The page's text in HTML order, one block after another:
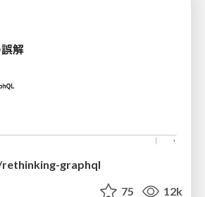
graphql
75 12k